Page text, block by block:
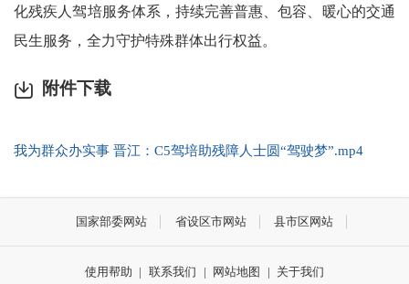
化残疾人驾培服务体系，持续完善普惠、包容、暖心的交通
民生服务，全力守护特殊群体出行权益。
附件下载
我为群众办实事 晋江：C5驾培助残障人士圆“驾驶梦”.mp4
国家部委网站 省设区市网站 县市区网站
使用帮助 | 联系我们 | 网站地图 | 关于我们